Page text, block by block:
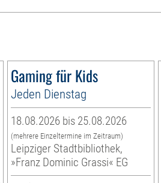
Gaming für Kids
Jeden Dienstag
18.08.2026 bis 25.08.2026
(mehrere Einzeltermine im Zeitraum)
Leipziger Stadtbibliothek,
»Franz Dominic Grassi« EG